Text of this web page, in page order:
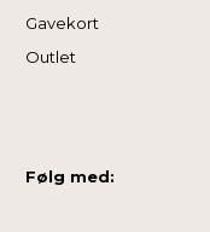
Gavekort
Outlet
Følg med: